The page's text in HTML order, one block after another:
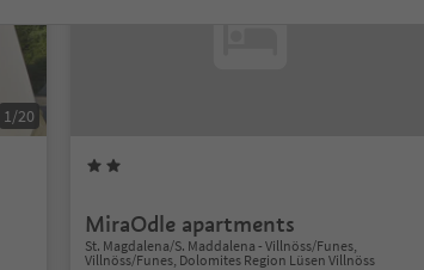
1/20
MiraOdle apartments
St. Magdalena/S. Maddalena - Villnöss/Funes,
Villnöss/Funes, Dolomites Region Lüsen Villnöss